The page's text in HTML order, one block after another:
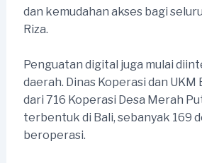
dan kemudahan akses bagi
Riza.
Penguatan digital juga mulai
daerah. Dinas Koperasi dan
dari 716 Koperasi Desa Merah
terbentuk di Bali, sebanyak 169
beroperasi.